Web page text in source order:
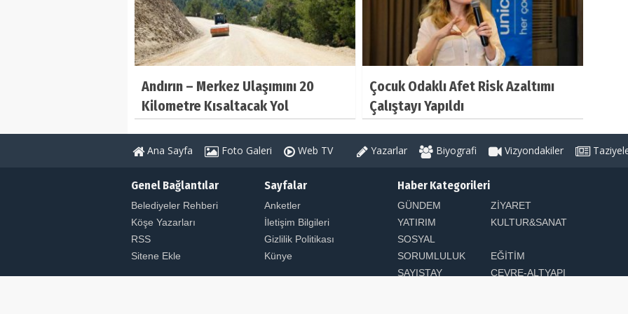
Andırın – Merkez Ulaşımını 20
Kilometre Kısaltacak Yol
Çocuk Odaklı Afet Risk Azaltımı
Çalıştayı Yapıldı
Ana Sayfa Foto Galeri Web TV Yazarlar Biyografi Vizyondakiler
Genel Bağlantılar
Belediyeler Rehberi
Köşe Yazarları
RSS
Sitene Ekle
Sayfalar
Anketler
İletişim Bilgileri
Gizlilik Politikası
Künye
Haber Kategorileri
GÜNDEM
ZİYARET
YATIRIM
KULTUR&SANAT
SOSYAL
SORUMLULUK
EĞİTİM
SAYIŞTAY
ÇEVRE-ALTYAPI